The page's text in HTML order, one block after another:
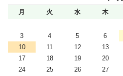
月 火 水 木
3
4 5 6
10
11 12 13
17
18 19 20
24
25 26 27